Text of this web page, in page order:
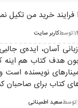
فرایند خرید من تکیل
|توسطکاربر سایت
هدف کتاب هم اینه که
نویسنده است
کتاب برای صاحبان
|توسطسعید اطمینانی